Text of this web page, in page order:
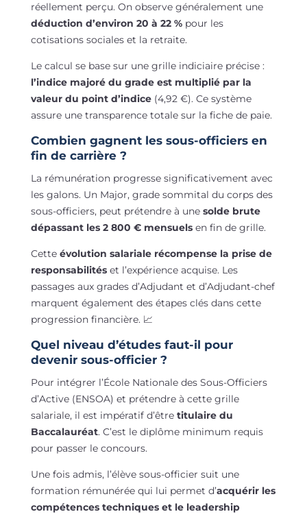
réellement perçu. On observe généralement une
déduction d’environ 20 à 22 %pour les
cotisations sociales et la retraite.
Le calcul se base sur une grille indiciaire précise :
l’indice majoré du grade est multiplié par la
valeur du point d’indice(4,92 €). Ce système
assure une transparence totale sur la fiche de paie.
Combien gagnent les sous-officiers en
fin de carrière ?
La rémunération progresse significativement avec
les galons. Un Major, grade sommital du corps des
sous-officiers, peut prétendre à une solde brute
dépassant les 2 800 € mensuelsen fin de grille.
Cette évolution salariale récompense la prise de
responsabilitéset l’expérience acquise. Les
passages aux grades d’Adjudant et d’Adjudant-chef
marquent également des étapes clés dans cette
progression financière. 📈
Quel niveau d’études faut-il pour
devenir sous-officier ?
Pour intégrer l’École Nationale des Sous-Officiers
d’Active (ENSOA) et prétendre à cette grille
salariale, il est impératif d’être titulaire du
Baccalauréat. C’est le diplôme minimum requis
pour passer le concours.
Une fois admis, l’élève sous-officier suit une
formation rémunérée qui lui permet d’acquérir les
compétences techniques et le leadership